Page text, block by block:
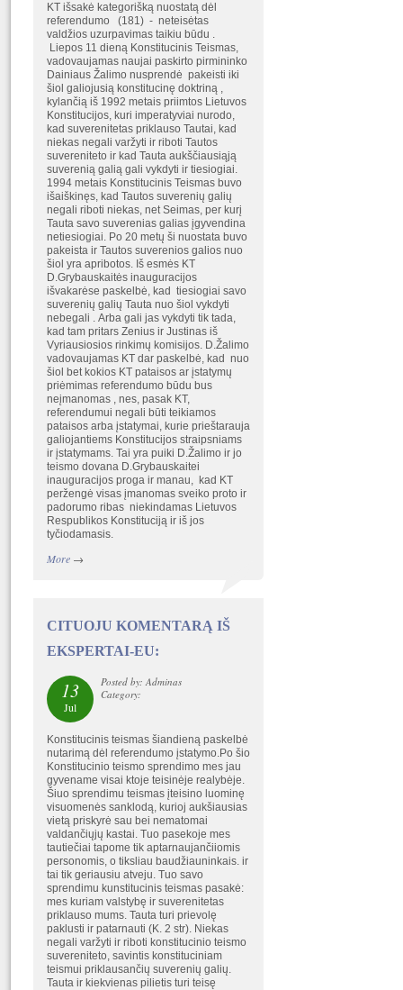
KT išsakė kategorišką nuostatą dėl
referendumo (181) - neteisėtas
valdžios uzurpavimas taikiu būdu .
Liepos 11 dieną Konstitucinis Teismas,
vadovaujamas naujai paskirto pirmininko
Dainiaus Žalimo nusprendė pakeisti iki
šiol galiojusią konstitucinę doktriną ,
kylančią iš 1992 metais priimtos Lietuvos
Konstitucijos, kuri imperatyviai nurodo,
kad suverenitetas priklauso Tautai, kad
niekas negali varžyti ir riboti Tautos
suvereniteto ir kad Tauta aukščiausiąją
suverenią galią gali vykdyti ir tiesiogiai.
1994 metais Konstitucinis Teismas buvo
išaiškinęs, kad Tautos suverenių galių
negali riboti niekas, net Seimas, per kurį
Tauta savo suverenias galias įgyvendina
netiesiogiai. Po 20 metų ši nuostata buvo
pakeista ir Tautos suverenios galios nuo
šiol yra apribotos. Iš esmės KT
D.Grybauskaitės inauguracijos
išvakarėse paskelbė, kad tiesiogiai savo
suverenių galių Tauta nuo šiol vykdyti
nebegali . Arba gali jas vykdyti tik tada,
kad tam pritars Zenius ir Justinas iš
Vyriausiosios rinkimų komisijos. D.Žalimo
vadovaujamas KT dar paskelbė, kad nuo
šiol bet kokios KT pataisos ar įstatymų
priėmimas referendumo būdu bus
neįmanomas , nes, pasak KT,
referendumui negali būti teikiamos
pataisos arba įstatymai, kurie prieštarauja
galiojantiems Konstitucijos straipsniams
ir įstatymams. Tai yra puiki D.Žalimo ir jo
teismo dovana D.Grybauskaitei
inauguracijos proga ir manau, kad KT
peržengė visas įmanomas sveiko proto ir
padorumo ribas niekindamas Lietuvos
Respublikos Konstituciją ir iš jos
tyčiodamasis.
More→
CITUOJU KOMENTARĄ IŠ
EKSPERTAI-EU:
13
Jul
Posted by: Adminas
Category:
Konstitucinis teismas šiandieną paskelbė
nutarimą dėl referendumo įstatymo.Po šio
Konstitucinio teismo sprendimo mes jau
gyvename visai ktoje teisinėje realybėje.
Šiuo sprendimu teismas įteisino luominę
visuomenės sanklodą, kurioj aukšiausias
vietą priskyrė sau bei nematomai
valdančiųjų kastai. Tuo pasekoje mes
tautiečiai tapome tik aptarnaujančiiomis
personomis, o tiksliau baudžiauninkais. ir
tai tik geriausiu atveju. Tuo savo
sprendimu kunstitucinis teismas pasakė:
mes kuriam valstybę ir suverenitetas
priklauso mums. Tauta turi prievolę
paklusti ir patarnauti (K. 2 str). Niekas
negali varžyti ir riboti konstitucinio teismo
suvereniteto, savintis konstituciniam
teismui priklausančių suverenių galių.
Tauta ir kiekvienas pilietis turi teisę